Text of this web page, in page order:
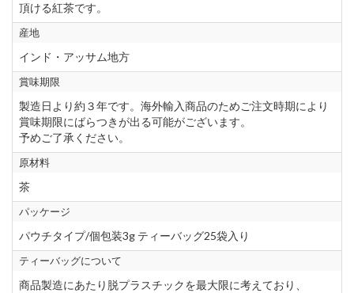
頂ける紅茶です。
産地
インド・アッサム地方
賞味期限
製造日より約３年です。海外輸入商品のためご注文時期により
賞味期限にばらつきが出る可能がございます。
予めご了承ください。
原材料
茶
パッケージ
パウチタイプ/個包装3g ティーバッグ25袋入り
ティーバッグについて
商品製造にあたり脱プラスチックを最大限に考えており、